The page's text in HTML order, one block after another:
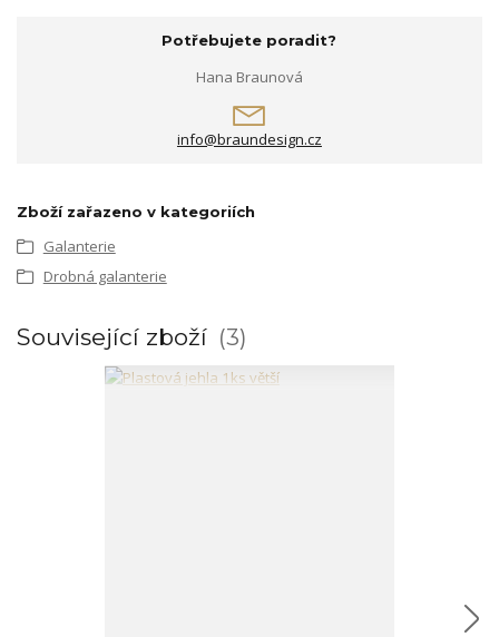
Potřebujete poradit?
Hana Braunová
info@braundesign.cz
Zboží zařazeno v kategoriích
Galanterie
Drobná galanterie
Související zboží 3